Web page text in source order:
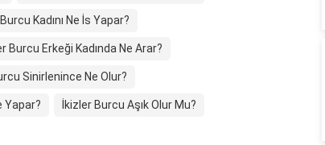
Kadını Ne İs Yapar?
Burcu Erkeği Kadında Ne Arar?
Sinirlenince Ne Olur?
Yapar? İkizler Burcu Aşık Olur Mu?